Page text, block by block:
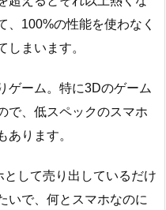
、100%の性能を使わなく
しまいます。
ゲーム。特に3Dのゲーム
で、低スペックのスマホ
あります。
して売り出しているだけ
いで、何とスマホなのに